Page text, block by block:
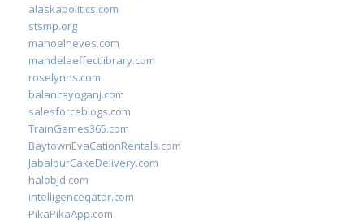
alaskapolitics.com
stsmp.org
manoelneves.com
mandelaeffectlibrary.com
roselynns.com
balanceyoganj.com
salesforceblogs.com
TrainGames365.com
BaytownEvaCationRentals.com
JabalpurCakeDelivery.com
halobjd.com
intelligenceqatar.com
PikaPikaApp.com